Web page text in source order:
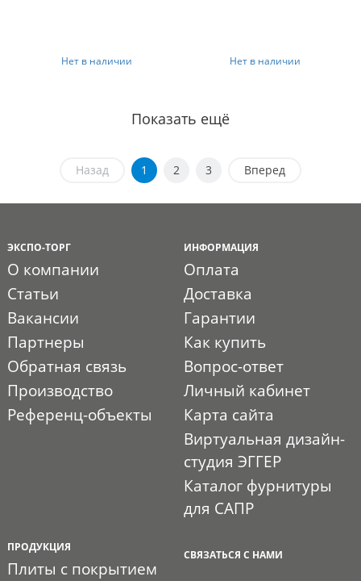
Нет в наличии Нет в наличии
Показать ещё
Назад 1 2 3 Вперед
ЭКСПО-ТОРГ
О компании
Статьи
Вакансии
Партнеры
Обратная связь
Производство
Референц-объекты
ИНФОРМАЦИЯ
Оплата
Доставка
Гарантии
Как купить
Вопрос-ответ
Личный кабинет
Карта сайта
Виртуальная дизайн-
студия ЭГГЕР
Каталог фурнитуры
для САПР
ПРОДУКЦИЯ
Плиты с покрытием
СВЯЗАТЬСЯ С НАМИ